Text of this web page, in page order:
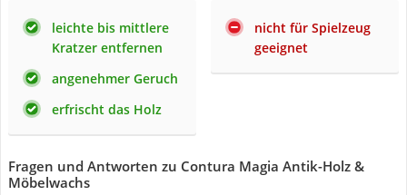
leichte bis mittlere
Kratzer entfernen
angenehmer Geruch
erfrischt das Holz
nicht für Spielzeug
geeignet
Fragen und Antworten zu Contura Magia Antik-Holz &
Möbelwachs